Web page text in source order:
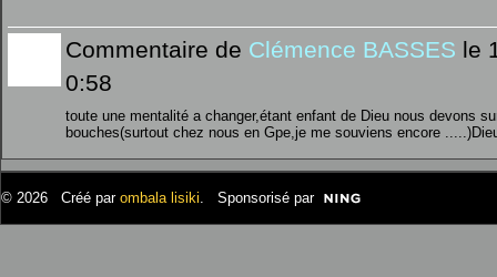
Commentaire de Clémence BASSES le
0:58
toute une mentalité a changer,étant enfant de Dieu nous devons
bouches(surtout chez nous en Gpe,je me souviens encore
© 2026 Créé par ombala lisiki . Sponsorisé par